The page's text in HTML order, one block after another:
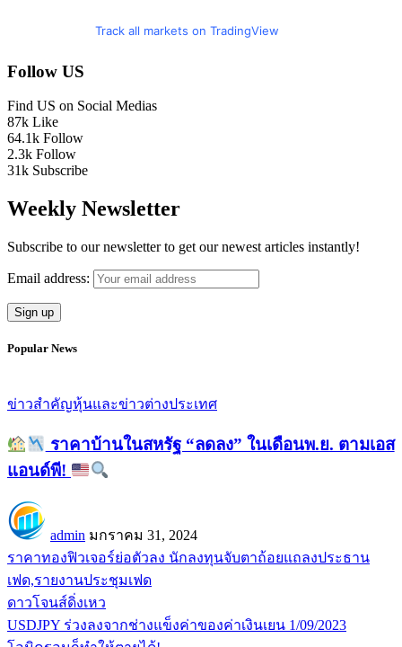
Track all markets on TradingView
Follow US
Find US on Social Medias
87k Like
64.1k Follow
2.3k Follow
31k Subscribe
Weekly Newsletter
Subscribe to our newsletter to get our newest articles instantly!
Email address:
Popular News
ข่าวสำคัญหุ้นและข่าวต่างประเทศ
ราคาบ้านในสหรัฐ “ลดลง” ในเดือนพ.ย. ตามเอส
แอนด์พี!
admin มกราคม 31, 2024
ราคาทองฟิวเจอร์ย่อตัวลง นักลงทุนจับตาถ้อยแถลงประธาน
เฟด,รายงานประชุมเฟด
ดาวโจนส์ดิ่งเหว
USDJPY ร่วงลงจากช่างแข็งค่าของค่าเงินเยน 1/09/2023